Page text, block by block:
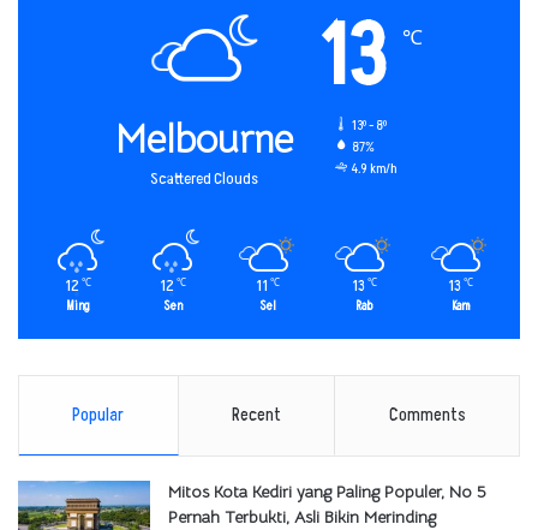
Melbourne
Scattered Clouds
13 ℃
13º - 8º
87%
4.9 km/h
12 ℃
Ming
12 ℃
Sen
11 ℃
Sel
13 ℃
Rab
13 ℃
Kam
Popular Recent Comments
Mitos Kota Kediri yang Paling Populer, No 5
Pernah Terbukti, Asli Bikin Merinding